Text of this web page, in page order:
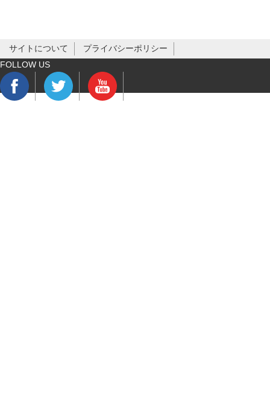
サイトについて
プライバシーポリシー
FOLLOW US